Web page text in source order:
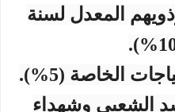
المعدل لسنة
الشعبي وشهداء